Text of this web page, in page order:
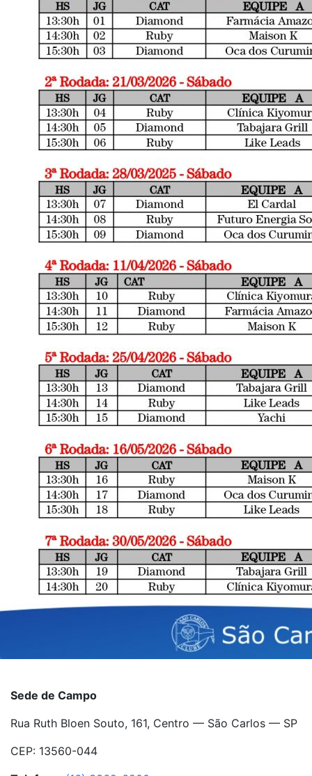
Sede de Campo
Rua Ruth Bloen Souto, 161, Centro — São Carlos — SP
CEP: 13560-044